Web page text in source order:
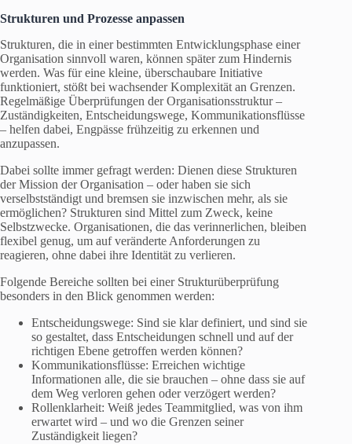
Strukturen und Prozesse anpassen
Strukturen, die in einer bestimmten Entwicklungsphase einer
Organisation sinnvoll waren, können später zum Hindernis
werden. Was für eine kleine, überschaubare Initiative
funktioniert, stößt bei wachsender Komplexität an Grenzen.
Regelmäßige Überprüfungen der Organisationsstruktur –
Zuständigkeiten, Entscheidungswege, Kommunikationsflüsse
– helfen dabei, Engpässe frühzeitig zu erkennen und
anzupassen.
Dabei sollte immer gefragt werden: Dienen diese Strukturen
der Mission der Organisation – oder haben sie sich
verselbstständigt und bremsen sie inzwischen mehr, als sie
ermöglichen? Strukturen sind Mittel zum Zweck, keine
Selbstzwecke. Organisationen, die das verinnerlichen, bleiben
flexibel genug, um auf veränderte Anforderungen zu
reagieren, ohne dabei ihre Identität zu verlieren.
Folgende Bereiche sollten bei einer Strukturüberprüfung
besonders in den Blick genommen werden:
Entscheidungswege: Sind sie klar definiert, und sind sie
so gestaltet, dass Entscheidungen schnell und auf der
richtigen Ebene getroffen werden können?
Kommunikationsflüsse: Erreichen wichtige
Informationen alle, die sie brauchen – ohne dass sie auf
dem Weg verloren gehen oder verzögert werden?
Rollenklarheit: Weiß jedes Teammitglied, was von ihm
erwartet wird – und wo die Grenzen seiner
Zuständigkeit liegen?